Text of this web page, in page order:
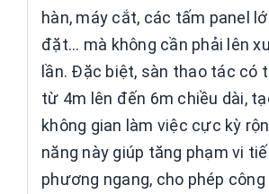
hàn, máy cắt, các tấm panel
đặt... mà không cần phải lên
lần. Đặc biệt, sàn thao tác có
từ 4m lên đến 6m chiều dài,
không gian làm việc cực kỳ
năng này giúp tăng phạm vi
phương ngang, cho phép công